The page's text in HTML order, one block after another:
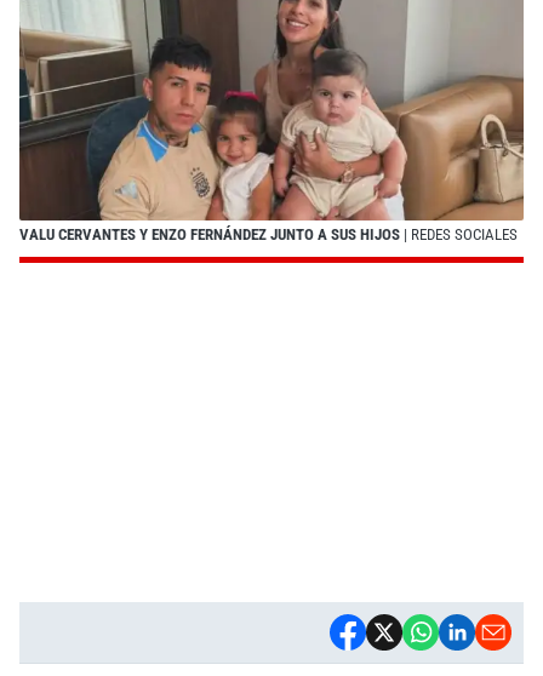
VALU CERVANTES Y ENZO FERNÁNDEZ JUNTO A SUS HIJOS | REDES SOCIALES